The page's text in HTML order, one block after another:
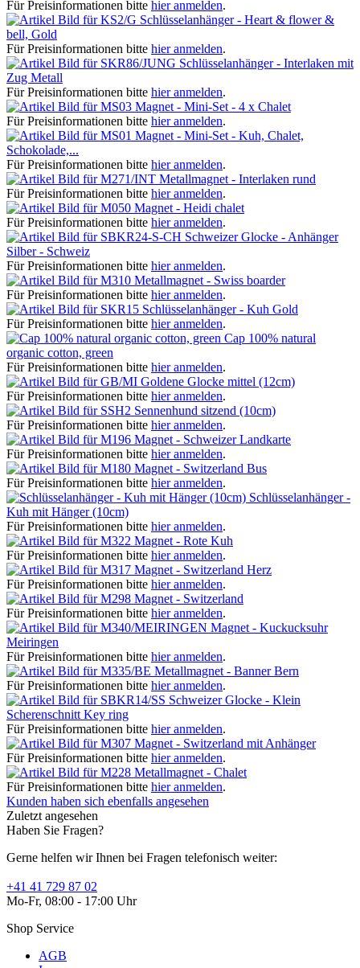
Für Preisinformationen bitte hier anmelden.
Schlüsselanhänger - Heart & flower &
bell, Gold
Für Preisinformationen bitte hier anmelden.
Schlüsselanhänger - Interlaken mit
Zug Metall
Für Preisinformationen bitte hier anmelden.
Magnet - Mini-Set - 4 x Chalet
Für Preisinformationen bitte hier anmelden.
Magnet - Mini-Set - Kuh, Chalet,
Schokolade,...
Für Preisinformationen bitte hier anmelden.
Metallmagnet - Interlaken rund
Für Preisinformationen bitte hier anmelden.
Magnet - Heidi chalet
Für Preisinformationen bitte hier anmelden.
Schweizer Glocke - Anhänger
Silber - Schweiz
Für Preisinformationen bitte hier anmelden.
Metallmagnet - Swiss boarder
Für Preisinformationen bitte hier anmelden.
Schlüsselanhänger - Kuh Gold
Für Preisinformationen bitte hier anmelden.
Cap 100% natural
organic cotton, green
Für Preisinformationen bitte hier anmelden.
Goldene Glocke mittel (12cm)
Für Preisinformationen bitte hier anmelden.
Sennenhund sitzend (10cm)
Für Preisinformationen bitte hier anmelden.
Magnet - Schweizer Landkarte
Für Preisinformationen bitte hier anmelden.
Magnet - Switzerland Bus
Für Preisinformationen bitte hier anmelden.
Schlüsselanhänger -
Kuh mit Hänger (10cm)
Für Preisinformationen bitte hier anmelden.
Magnet - Rote Kuh
Für Preisinformationen bitte hier anmelden.
Magnet - Switzerland Herz
Für Preisinformationen bitte hier anmelden.
Magnet - Switzerland
Für Preisinformationen bitte hier anmelden.
Magnet - Kuckucksuhr
Meiringen
Für Preisinformationen bitte hier anmelden.
Metallmagnet - Banner Bern
Für Preisinformationen bitte hier anmelden.
Schweizer Glocke - Klein
Scherenschnitt Key ring
Für Preisinformationen bitte hier anmelden.
Magnet - Switzerland mit Anhänger
Für Preisinformationen bitte hier anmelden.
Metallmagnet - Chalet
Für Preisinformationen bitte hier anmelden.
Kunden haben sich ebenfalls angesehen
Zuletzt angesehen
Haben Sie Fragen?
Gerne helfen wir Ihnen bei Fragen telefonisch weiter:
+41 41 729 87 02
Mo-Fr, 08:00 - 17:00 Uhr
Shop Service
AGB